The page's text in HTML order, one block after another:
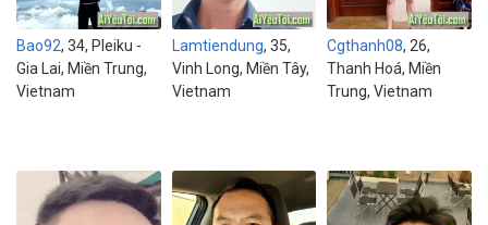
Bao92, 34, Pleiku -
Gia Lai, Miền Trung,
Vietnam
Lamtiendung, 35,
Vinh Long, Miền Tây,
Vietnam
Cgthanh08, 26,
Thanh Hoá, Miền
Trung, Vietnam